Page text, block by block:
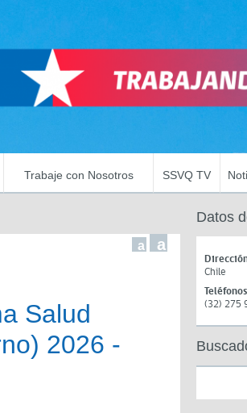
Trabaje con Nosotros SSVQ TV
a a
Salud
2026 -
Datos
Chile
(32) 275